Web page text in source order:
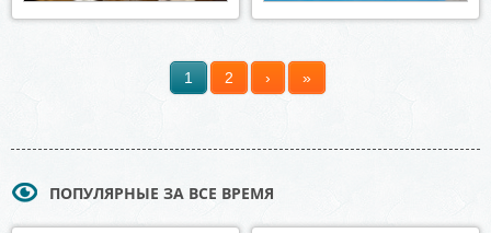
1 2 › »
ПОПУЛЯРНЫЕ ЗА ВСЕ ВРЕМЯ